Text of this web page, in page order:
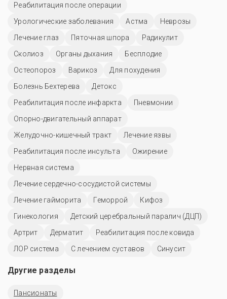
Реабилитация после операции
Урологические заболевания
Астма
Неврозы
Лечение глаз
Пяточная шпора
Радикулит
Сколиоз
Органы дыхания
Бесплодие
Остеопороз
Варикоз
Для похудения
Болезнь Бехтерева
Детокс
Реабилитация после инфаркта
Пневмонии
Опорно-двигательный аппарат
Желудочно-кишечный тракт
Лечение язвы
Реабилитация после инсульта
Ожирение
Нервная система
Лечение сердечно-сосудистой системы
Лечение гайморита
Геморрой
Кифоз
Гинекология
Детский церебральный паралич (ДЦП)
Артрит
Дерматит
Реабилитация после ковида
ЛОР система
С лечением суставов Синусит
Другие разделы
Пансионаты